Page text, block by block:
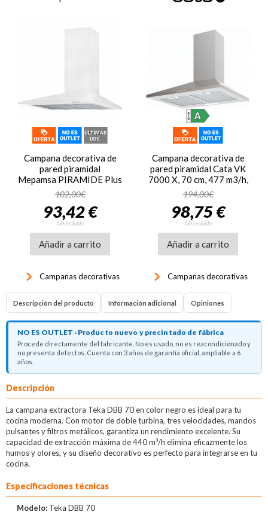
Campana decorativa de
pared piramidal
Mepamsa PIRAMIDE Plus
60 BLANCA, 60 cm, 290
m3/h, clase C, 3
velocidades, 64dB, filtro
aluminio, 2 luces LED,
blanco
102,00€
93,42 €
IVA incluido
Añadir a carrito
keyboard_arrow_right Campanas decorativas
Campana decorativa de
pared piramidal Cata VK
7000 X, 70 cm, 477 m3/h,
clase A, 3 velocidades,
69dB, luz LED, inox
194,00€
98,75 €
IVA incluido
Añadir a carrito
keyboard_arrow_right Campanas decorativas
Descripción del producto Información adicional Opiniones
NO ES OUTLET · Producto nuevo y precintado de fábrica
Procede directamente del fabricante. No es usado, no es reacondicionado y
no presenta defectos. Cuenta con 3 años de garantía oficial, ampliable a 6
años.
Descripción
La campana extractora Teka DBB 70 en color negro es ideal para tu
cocina moderna. Con motor de doble turbina, tres velocidades, mandos
pulsantes y filtros metálicos, garantiza un rendimiento excelente. Su
capacidad de extracción máxima de 440 m³/h elimina eficazmente los
humos y olores, y su diseño decorativo es perfecto para integrarse en tu
cocina.
Especificaciones técnicas
Modelo: Teka DBB 70